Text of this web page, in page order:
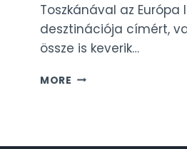
Toszkánával az
desztinációja címért,
össze is keverik…
MORE PROVENCE